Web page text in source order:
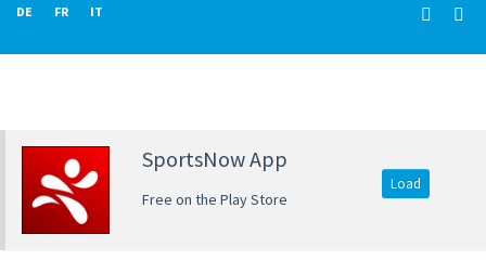
DE FR IT
SportsNow App
Free on the Play Store
Load